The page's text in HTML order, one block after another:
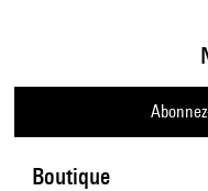
Boutique